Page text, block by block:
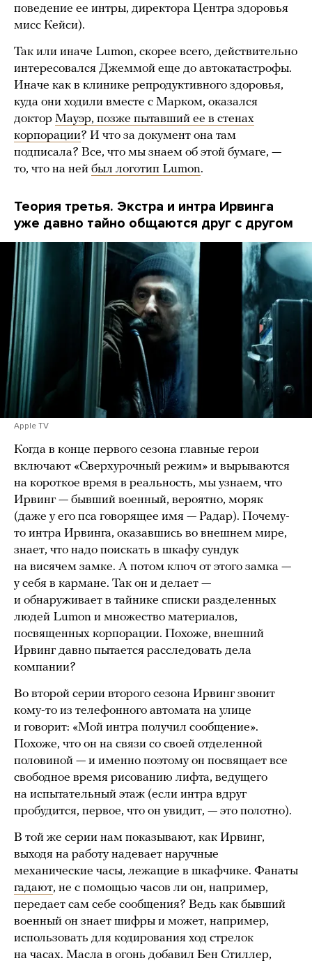
поведение ее интры, директора Центра здоровья
мисс Кейси).
Так или иначе Lumon, скорее всего, действительно
интересовался Джеммой еще до автокатастрофы.
Иначе как в клинике репродуктивного здоровья,
куда они ходили вместе с Марком, оказался
доктор Мауэр, позже пытавший ее в стенах
корпорации? И что за документ она там
подписала? Все, что мы знаем об этой бумаге, —
то, что на ней был логотип Lumon.
Теория третья. Экстра и интра Ирвинга
уже давно тайно общаются друг с другом
Apple TV
Когда в конце первого сезона главные герои
включают «Сверхурочный режим» и вырываются
на короткое время в реальность, мы узнаем, что
Ирвинг — бывший военный, вероятно, моряк
(даже у его пса говорящее имя — Радар). Почему-
то интра Ирвинга, оказавшись во внешнем мире,
знает, что надо поискать в шкафу сундук
на висячем замке. А потом ключ от этого замка —
у себя в кармане. Так он и делает —
и обнаруживает в тайнике списки разделенных
людей Lumon и множество материалов,
посвященных корпорации. Похоже, внешний
Ирвинг давно пытается расследовать дела
компании?
Во второй серии второго сезона Ирвинг звонит
кому-то из телефонного автомата на улице
и говорит: «Мой интра получил сообщение».
Похоже, что он на связи со своей отделенной
половиной — и именно поэтому он посвящает все
свободное время рисованию лифта, ведущего
на испытательный этаж (если интра вдруг
пробудится, первое, что он увидит, — это полотно).
В той же серии нам показывают, как Ирвинг,
выходя на работу надевает наручные
механические часы, лежащие в шкафчике. Фанаты
гадают, не с помощью часов ли он, например,
передает сам себе сообщения? Ведь как бывший
военный он знает шифры и может, например,
использовать для кодирования ход стрелок
на часах. Масла в огонь добавил Бен Стиллер,